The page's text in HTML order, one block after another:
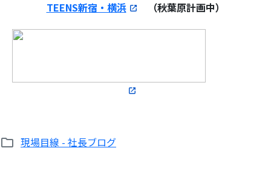
TEENS新宿・横浜 （秋葉原計画中）
現場目線 - 社長ブログ